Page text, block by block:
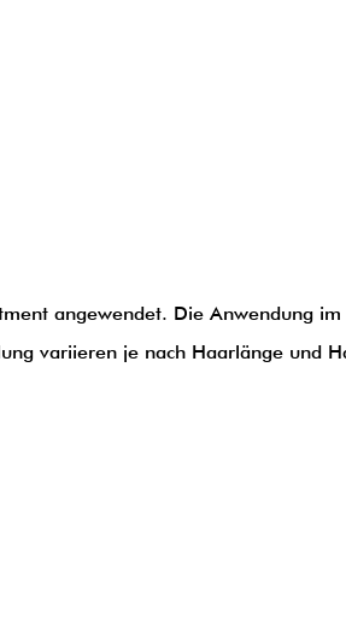
angewendet. Die Anwendung
variieren je nach Haarlänge und